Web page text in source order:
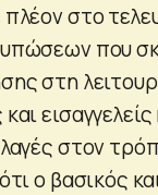
στο
που
στη
στον
ο βασικός